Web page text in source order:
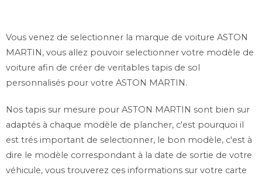
Vous venez de selectionner la marque de voiture ASTON
MARTIN, vous allez pouvoir selectionner votre modèle de
voiture afin de créer de veritables tapis de sol
personnalisés pour votre ASTON MARTIN.
Nos tapis sur mesure pour ASTON MARTIN sont bien sur
adaptés à chaque modèle de plancher, c'est pourquoi il
est trés important de selectionner, le bon modèle, c'est à
dire le modèle correspondant à la date de sortie de votre
véhicule, vous trouverez ces informations sur votre carte